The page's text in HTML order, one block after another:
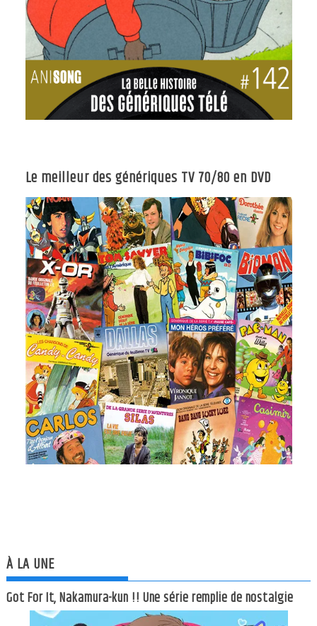
Le meilleur des génériques TV 70/80 en DVD
À LA UNE
Got For It, Nakamura-kun !! Une série remplie de nostalgie